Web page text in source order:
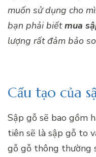
muốn sử dụng cho
bạn phải biếtmua
lượng rất đảm bảo
Cấu tạo của
Sập gỗ sẽ bao gồm
tiên sẽ là sập gỗ to
gỗ gỗ thông thường